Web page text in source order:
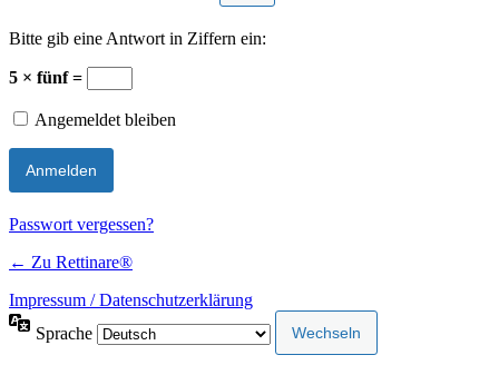
Bitte gib eine Antwort in Ziffern ein:
5 × fünf =
Angemeldet bleiben
Passwort vergessen?
← Zu Rettinare®
Impressum / Datenschutzerklärung
Sprache